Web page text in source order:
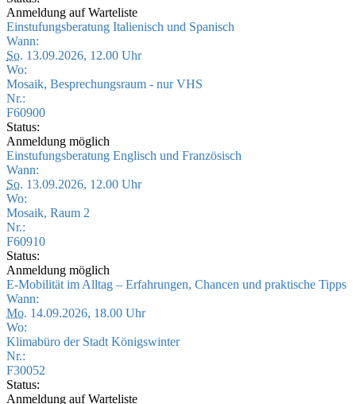
Anmeldung auf Warteliste
Einstufungsberatung Italienisch und Spanisch
Wann:
So. 13.09.2026, 12.00 Uhr
Wo:
Mosaik, Besprechungsraum - nur VHS
Nr.:
F60900
Status:
Anmeldung möglich
Einstufungsberatung Englisch und Französisch
Wann:
So. 13.09.2026, 12.00 Uhr
Wo:
Mosaik, Raum 2
Nr.:
F60910
Status:
Anmeldung möglich
E-Mobilität im Alltag – Erfahrungen, Chancen und praktische Tipps
Wann:
Mo. 14.09.2026, 18.00 Uhr
Wo:
Klimabüro der Stadt Königswinter
Nr.:
F30052
Status:
Anmeldung auf Warteliste